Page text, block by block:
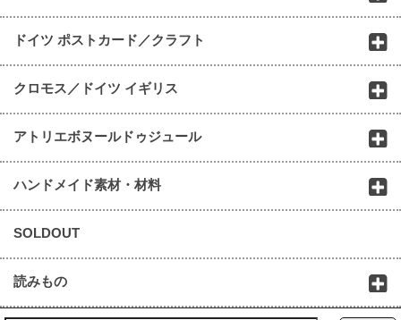
ドイツ ポストカード／クラフト
クロモス／ドイツ イギリス
アトリエボヌールドゥジュール
ハンドメイド素材・材料
SOLDOUT
読みもの